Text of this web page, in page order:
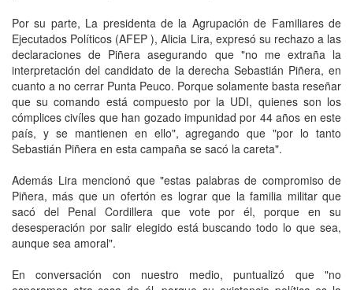
Por su parte, La presidenta de la Agrupación de Familiares de
Ejecutados Políticos (AFEP ), Alicia Lira, expresó su rechazo a las
declaraciones de Piñera asegurando que "no me extraña la
interpretación del candidato de la derecha Sebastián Piñera, en
cuanto a no cerrar Punta Peuco. Porque solamente basta reseñar
que su comando está compuesto por la UDI, quienes son los
cómplices civíles que han gozado impunidad por 44 años en este
país, y se mantienen en ello", agregando que "por lo tanto
Sebastián Piñera en esta campaña se sacó la careta".
Además Lira mencionó que "estas palabras de compromiso de
Piñera, más que un ofertón es lograr que la familia militar que
sacó del Penal Cordillera que vote por él, porque en su
desesperación por salir elegido está buscando todo lo que sea,
aunque sea amoral".
En conversación con nuestro medio, puntualizó que "no